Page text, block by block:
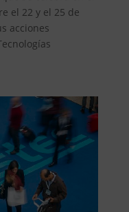
el 22 y el 25 de
acciones